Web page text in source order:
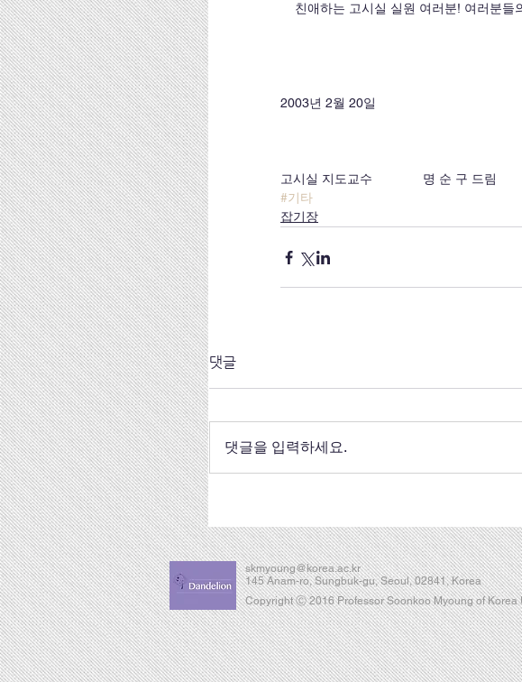
친애하는 고시실 실원 여러분! 여러
2003년 2월 20일
고시실 지도교수              명 순 구 드림
#기타
잡기장
댓글
댓글을 입력하세요.
skmyoung@korea.ac.kr
145 Anam-ro, Sungbuk-gu, Seoul, 02841, Korea
Copyright Ⓒ 2016 Professor Soonkoo Myoung of Korea